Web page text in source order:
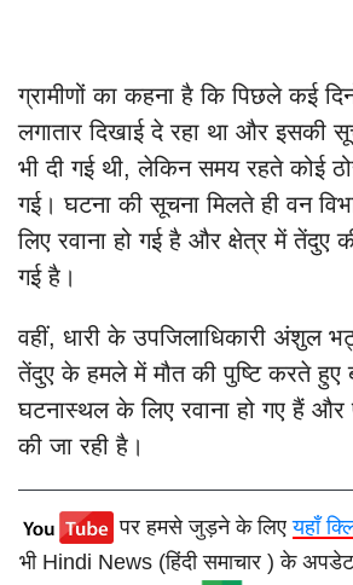
ग्रामीणों का कहना है कि पिछले कई
लगातार दिखाई दे रहा था और इसकी
भी दी गई थी, लेकिन समय रहते कोई
गई। घटना की सूचना मिलते ही वन
लिए रवाना हो गई है और क्षेत्र में
गई है।
वहीं, धारी के उपजिलाधिकारी अंशुल
तेंदुए के हमले में मौत की पुष्टि करते हुए
घटनास्थल के लिए रवाना हो गए हैं और
की जा रही है।
पर हमसे जुड़ने के लिएयहाँ
भी Hindi News (हिंदी समाचार ) के